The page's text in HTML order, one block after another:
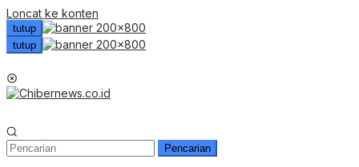
Loncat ke konten
tutup
tutup
Pencarian